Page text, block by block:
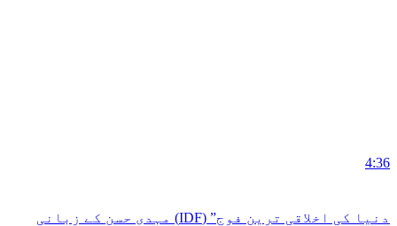
4:36
دنیا کی اخلاقی ترین فوج” (IDF) مہدی حسن کے زبانی